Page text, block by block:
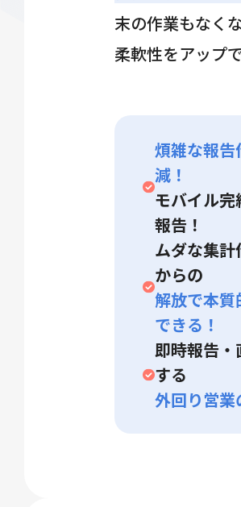
末の作業もなく
柔軟性をアップ
煩雑な報告
減！
モバイル
報告！
ムダな集
からの
解放で本質
できる！
即時報告・
する
外回り営業